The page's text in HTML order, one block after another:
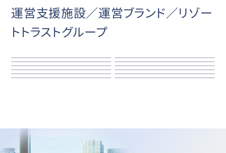
運営支援施設／運営ブランド／リゾー
トトラストグループ